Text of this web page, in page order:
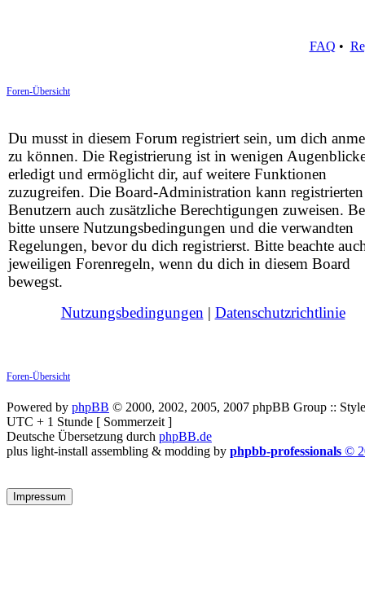
FAQ •
Foren-Übersicht
Du musst in diesem Forum registriert sein, um dich
zu können. Die Registrierung ist in wenigen
erledigt und ermöglicht dir, auf weitere Funktionen
zuzugreifen. Die Board-Administration kann registrierten
Benutzern auch zusätzliche Berechtigungen zuweisen.
bitte unsere Nutzungsbedingungen und die verwandten
Regelungen, bevor du dich registrierst. Bitte beachte
jeweiligen Forenregeln, wenn du dich in diesem Board
bewegst.
Nutzungsbedingungen | Datenschutzrichtlinie
Foren-Übersicht
Powered by phpBB © 2000, 2002, 2005, 2007 phpBB Group ::
UTC + 1 Stunde [ Sommerzeit ]
Deutsche Übersetzung durch phpBB.de
plus light-install assembling & modding by phpbb-professionals ©